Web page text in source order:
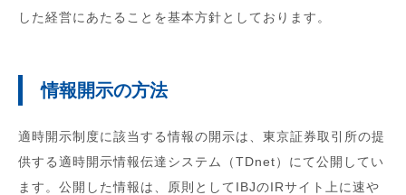
した経営にあたることを基本方針としております。
情報開示の方法
適時開示制度に該当する情報の開示は、東京証券取引所の提
供する適時開示情報伝達システム（TDnet）にて公開してい
ます。公開した情報は、原則としてIBJのIRサイト上に速や